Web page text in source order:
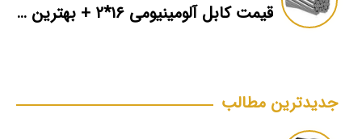
قیمت کابل آلومینیومی ۱۶*۲ + بهترین برند بازار + اطلاعات فنی
جدیدترین مطالب